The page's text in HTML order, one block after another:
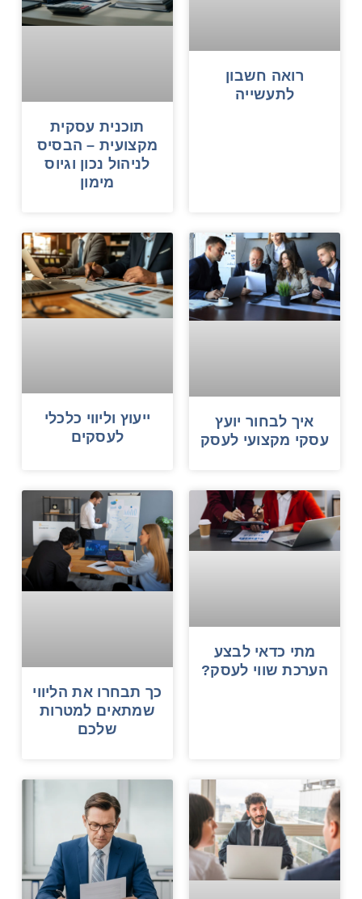
רואה חשבון
לתעשייה
תוכנית עסקית
מקצועית – הבסיס
לניהול נכון וגיוס
מימון
איך לבחור יועץ
עסקי מקצועי לעסק
ייעוץ וליווי כלכלי
לעסקים
מתי כדאי לבצע
הערכת שווי לעסק?
כך תבחרו את הליווי
שמתאים למטרות
שלכם